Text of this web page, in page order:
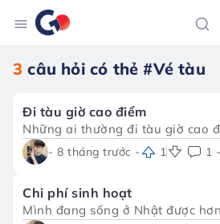
3 câu hỏi có thẻ #Vé tàu
Đi tàu giờ cao điểm
Những ai thường đi tàu giờ cao
hiểu cảm giác chen chúc giữa
nghẹt. Mình thì vẫn chưa quen
gì để đi tàu giờ cao điểm bớt
những kinh nghiệm nhỏ giúp
- 8 tháng trước - 1 1 -
Chi phí sinh hoạt
Mình đang sống ở Nhật được